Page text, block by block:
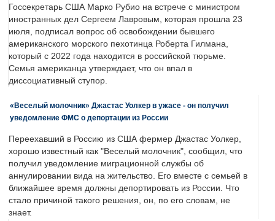
Госсекретарь США Марко Рубио на встрече с министром
иностранных дел Сергеем Лавровым, которая прошла 23
июля, подписал вопрос об освобождении бывшего
американского морского пехотинца Роберта Гилмана,
который с 2022 года находится в российской тюрьме.
Семья американца утверждает, что он впал в
диссоциативный ступор.
«Веселый молочник» Джастас Уолкер в ужасе - он получил
уведомление ФМС о депортации из России
Переехавший в Россию из США фермер Джастас Уолкер,
хорошо известный как "Веселый молочник", сообщил, что
получил уведомление миграционной службы об
аннулировании вида на жительство. Его вместе с семьей в
ближайшее время должны депортировать из России. Что
стало причиной такого решения, он, по его словам, не
знает.